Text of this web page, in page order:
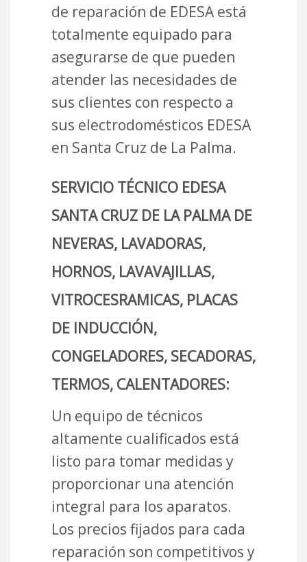
de reparación de EDESA está
totalmente equipado para
asegurarse de que pueden
atender las necesidades de
sus clientes con respecto a
sus electrodomésticos EDESA
en Santa Cruz de La Palma.
SERVICIO TÉCNICO EDESA
SANTA CRUZ DE LA PALMA DE
NEVERAS, LAVADORAS,
HORNOS, LAVAVAJILLAS,
VITROCESRAMICAS, PLACAS
DE INDUCCIÓN,
CONGELADORES, SECADORAS,
TERMOS, CALENTADORES:
Un equipo de técnicos
altamente cualificados está
listo para tomar medidas y
proporcionar una atención
integral para los aparatos.
Los precios fijados para cada
reparación son competitivos y